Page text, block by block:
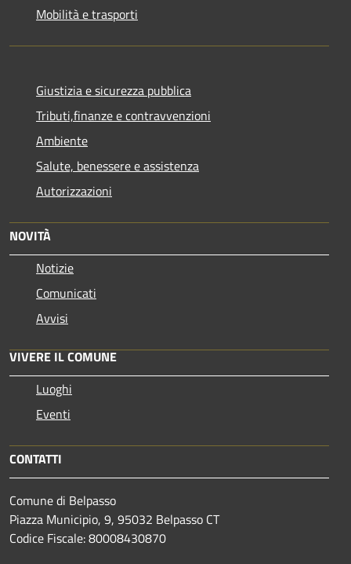
Mobilità e trasporti
Giustizia e sicurezza pubblica
Tributi,finanze e contravvenzioni
Ambiente
Salute, benessere e assistenza
Autorizzazioni
NOVITÀ
Notizie
Comunicati
Avvisi
VIVERE IL COMUNE
Luoghi
Eventi
CONTATTI
Comune di Belpasso
Piazza Municipio, 9, 95032 Belpasso CT
Codice Fiscale: 80008430870